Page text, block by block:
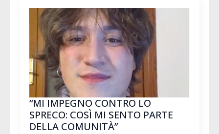
“MI IMPEGNO CONTRO LO
SPRECO: COSÌ MI SENTO PARTE
DELLA COMUNITÀ”